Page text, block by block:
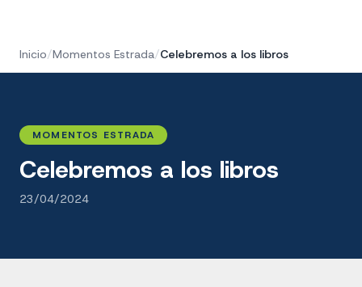
Inicio/Momentos Estrada/Celebremos a los libros
MOMENTOS ESTRADA
Celebremos a los libros
23/04/2024